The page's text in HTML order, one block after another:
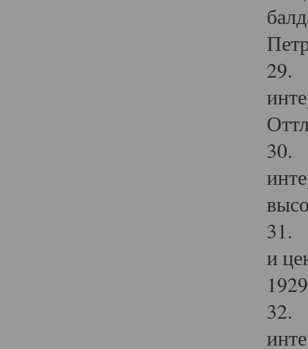
29.
30.
31.
и
32.